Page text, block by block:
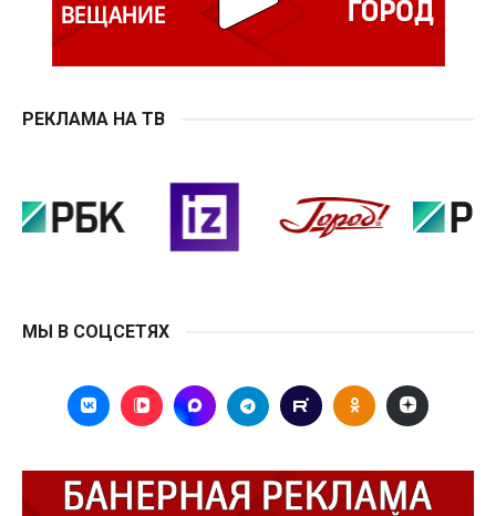
РЕКЛАМА НА ТВ
МЫ В СОЦСЕТЯХ